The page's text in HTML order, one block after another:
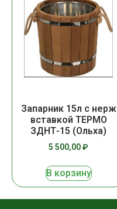
Запарник 15л с нерж
вставкой ТЕРМО
ЗДНТ-15 (Ольха)
5 500,00₽
В корзину